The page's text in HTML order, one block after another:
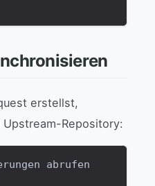
erstellst,
Repository:
abrufen